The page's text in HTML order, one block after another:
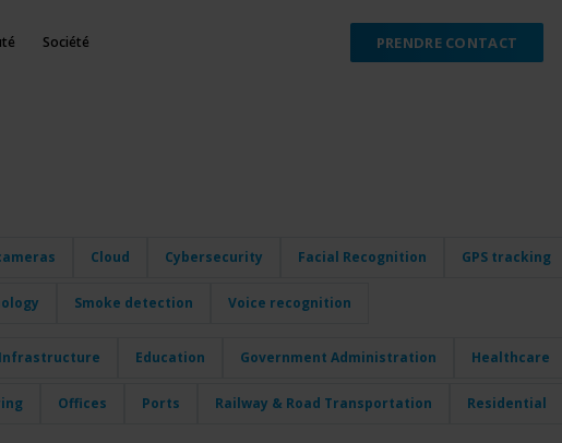
Société PRENDRE CONTACT
Cloud Cybersecurity Facial Recognition GPS tracking
Smoke detection Voice recognition
Education Government Administration Healthcare
Offices Ports Railway & Road Transportation Residential